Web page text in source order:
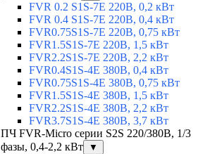
FVR 0.2 S1S-7E 220В, 0,2 кВт
FVR 0.4 S1S-7E 220В, 0,4 кВт
FVR0.75S1S-7E 220В, 0,75 кВт
FVR1.5S1S-7E 220В, 1,5 кВт
FVR2.2S1S-7E 220В, 2,2 кВт
FVR0.4S1S-4E 380В, 0,4 кВт
FVR0.75S1S-4E 380В, 0,75 кВт
FVR1.5S1S-4E 380В, 1,5 кВт
FVR2.2S1S-4E 380В, 2,2 кВт
FVR3.7S1S-4E 380В, 3,7 кВт
ПЧ FVR-Micro серии S2S 220/380В, 1/3
фазы, 0,4-2,2 кВт
▼